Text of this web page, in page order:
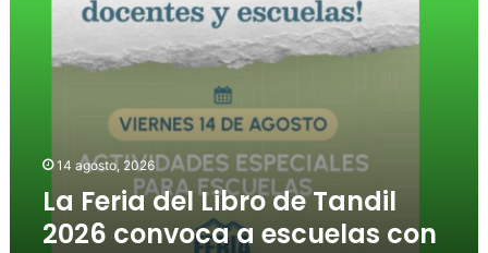
14 agosto, 2026
La Feria del Libro de Tandil
2026 convoca a escuelas con